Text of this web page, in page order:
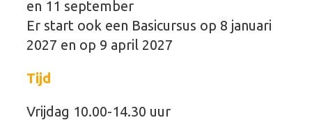
en 11 september
Er start ook een Basicursus op 8 januari
2027 en op 9 april 2027
Tijd
Vrijdag 10.00-14.30 uur